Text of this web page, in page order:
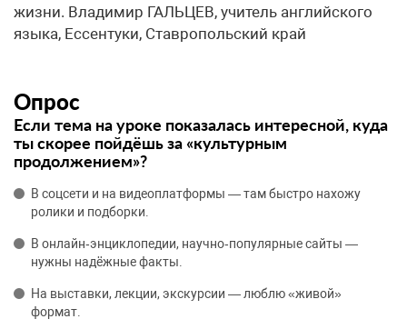
жизни. ​Владимир ГАЛЬЦЕВ, учитель английского
языка, Ессентуки, Ставропольский край
Опрос
Если тема на уроке показалась интересной, куда
ты скорее пойдёшь за «культурным
продолжением»?
В соцсети и на видеоплатформы — там быстро нахожу
ролики и подборки.
В онлайн‑энциклопедии, научно‑популярные сайты —
нужны надёжные факты.
На выставки, лекции, экскурсии — люблю «живой»
формат.